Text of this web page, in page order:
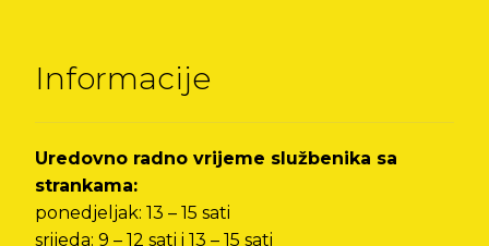
Informacije
Uredovno radno vrijeme službenika sa
strankama:
ponedjeljak: 13 – 15 sati
srijeda: 9 – 12 sati i 13 – 15 sati